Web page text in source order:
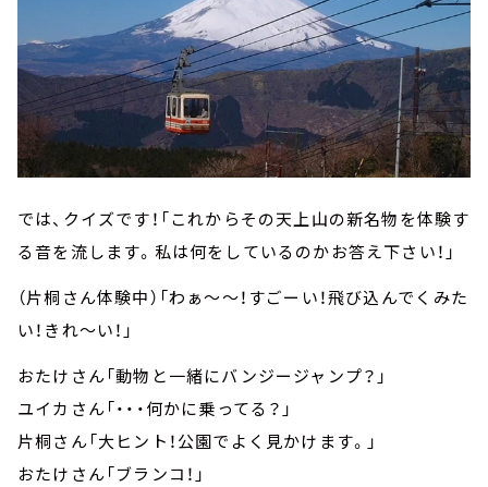
では、クイズです！「これからその天上山の新名物を体験す
る音を流します。私は何をしているのかお答え下さい！」
（片桐さん体験中）「わぁ～～！すごーい！飛び込んでくみた
い！きれ～い！」
おたけさん「動物と一緒にバンジージャンプ？」
ユイカさん「・・・何かに乗ってる？」
片桐さん「大ヒント！公園でよく見かけます。」
おたけさん「ブランコ！」